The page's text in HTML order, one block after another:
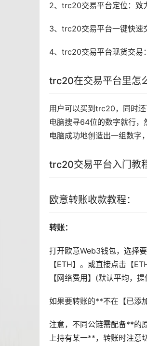
2、trc20交易平台定位：致
3、trc20交易平台一键快速
4、trc20交易平台现货交易
trc20在交易平台里怎
用户可以买到trc20，同时
电脑搜寻64位的数字就行
电脑成功地创造出一组数
trc20交易平台入门教
欧意转账收款教程：
转账：
打开欧意Web3钱包，选择
【ETH】。或直接点击【
【网络费用】(默认平均，
如果要转账的**不在【已添
注意，不同公链需配备**的
上持有某一**，转账时注意